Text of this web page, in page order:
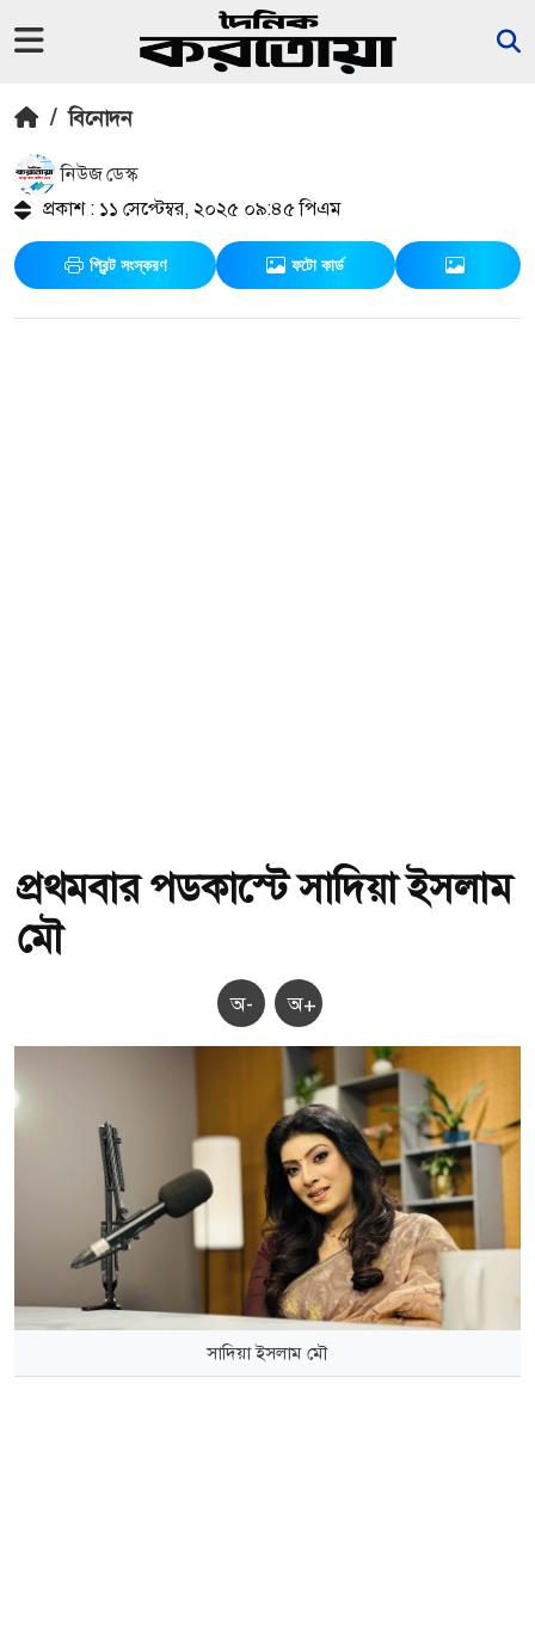
/ বিনোদন
নিউজ ডেস্ক
প্রকাশ : ১১ সেপ্টেম্বর, ২০২৫ ০৯:৪৫ পিএম
প্রিন্ট সংস্করণ ফটো কার্ড
প্রথমবার পডকাস্টে সাদিয়া ইসলাম
মৌ
অ- অ+
সাদিয়া ইসলাম মৌ